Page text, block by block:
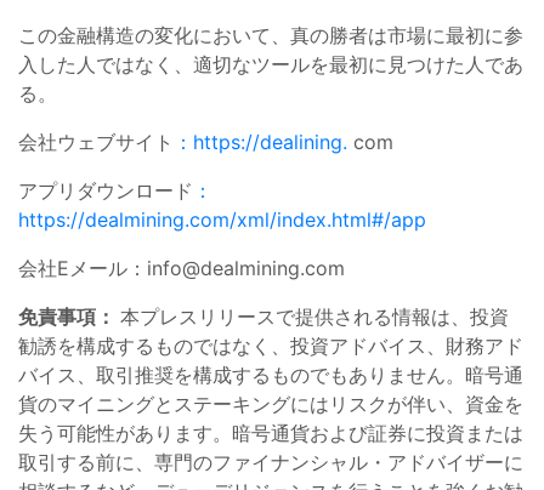
この金融構造の変化において、真の勝者は市場に最初に参
入した人ではなく、適切なツールを最初に見つけた人であ
る。
会社ウェブサイト ：https://dealining. com
アプリダウンロード ：
https://dealmining.com/xml/index.html#/app
会社Eメール： info@dealmining.com
免責事項： 本プレスリリースで提供される情報は、投資
勧誘を構成するものではなく、投資アドバイス、財務アド
バイス、取引推奨を構成するものでもありません。暗号通
貨のマイニングとステーキングにはリスクが伴い、資金を
失う可能性があります。暗号通貨および証券に投資または
取引する前に、専門のファイナンシャル・アドバイザーに